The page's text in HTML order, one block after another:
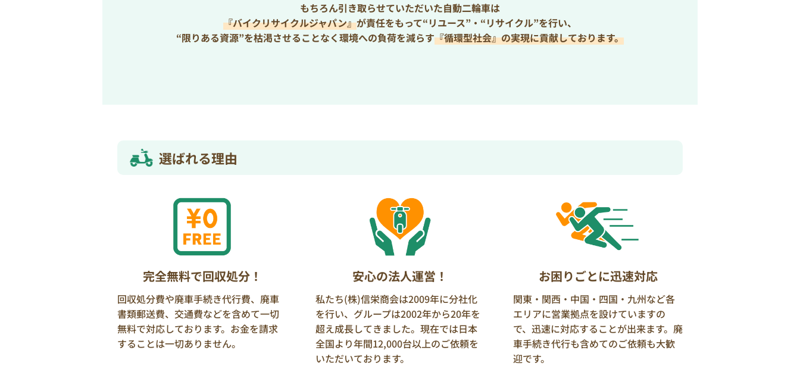
もちろん引き取らせていただいた自動二輪車は
『バイクリサイクルジャパン』が責任をもって“リユース”・“リサイクル”を行い、
“限りある資源”を枯渇させることなく環境への負荷を減らす『循環型社会』の実現に貢献しております。
選ばれる理由
完全無料で回収処分！
回収処分費や廃車手続き代行費、廃車
書類郵送費、交通費などを含めて一切
無料で対応しております。お金を請求
することは一切ありません。
安心の法人運営！
私たち(株)信栄商会は2009年に分社化
を行い、グループは2002年から20年を
超え成長してきました。現在では日本
全国より年間12,000台以上のご依頼を
いただいております。
お困りごとに迅速対応
関東・関西・中国・四国・九州など各
エリアに営業拠点を設けていますの
で、迅速に対応することが出来ます。廃
車手続き代行も含めてのご依頼も大歓
迎です。